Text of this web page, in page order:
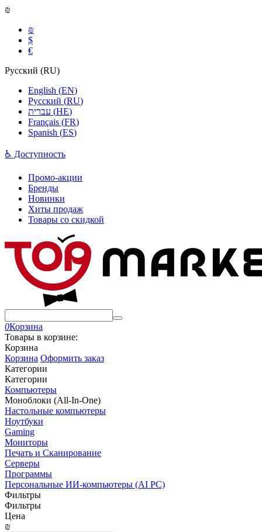
₪
₪
$
€
Русский (RU)
English (EN)
Русский (RU)
(HE)
Français (FR)
Spanish (ES)
♿ Доступность
Промо-акции
Бренды
Новинки
Хиты продаж
Товары со скидкой
0Корзина
Товары в корзине:
Корзина
Корзина Оформить заказ
Категории
Категории
Компьютеры
Моноблоки (All-In-One)
Настольные компьютеры
Ноутбуки
Gaming
Мониторы
Печать и Сканирование
Серверы
Программы
Персональные ИИ-компьютеры (AI PC)
Фильтры
Фильтры
Цена
₪